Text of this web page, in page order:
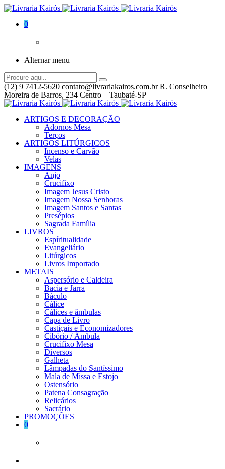
0
Alternar menu
(12) 9 7412-5620 contato@livrariakairos.com.brR. Conselheiro
Moreira de Barros, 234 Centro – Taubaté-SP
ARTIGOS E DECORAÇÃO
Adornos Mesa
Terços
ARTIGOS LITÚRGICOS
Incenso e Carvão
Velas
IMAGENS
Anjo
Crucifixo
Imagem Jesus Cristo
Imagem Nossa Senhoras
Imagem Santos e Santas
Presépios
Sagrada Família
LIVROS
Espíritualidade
Evangeliário
Litúrgicos
Livros Importado
METAIS
Aspersório e Caldeira
Bacia e Jarra
Báculo
Cálice
Cálices e âmbulas
Capa de Livro
Castiçais e Economizadores
Cibório / Âmbula
Crucifixo Mesa
Diversos
Galheta
Lâmpadas do Santíssimo
Mala de Missa e Estojo
Ostensório
Patena Consagração
Relicários
Sacrário
PROMOÇÕES
0